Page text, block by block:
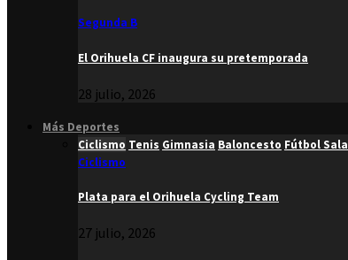
Segunda B
El Orihuela CF inaugura su pretemporada
28 julio, 2026
Más Deportes
Ciclismo Tenis Gimnasia Baloncesto Fútbol Sala
Ciclismo
Plata para el Orihuela Cycling Team
27 julio, 2026